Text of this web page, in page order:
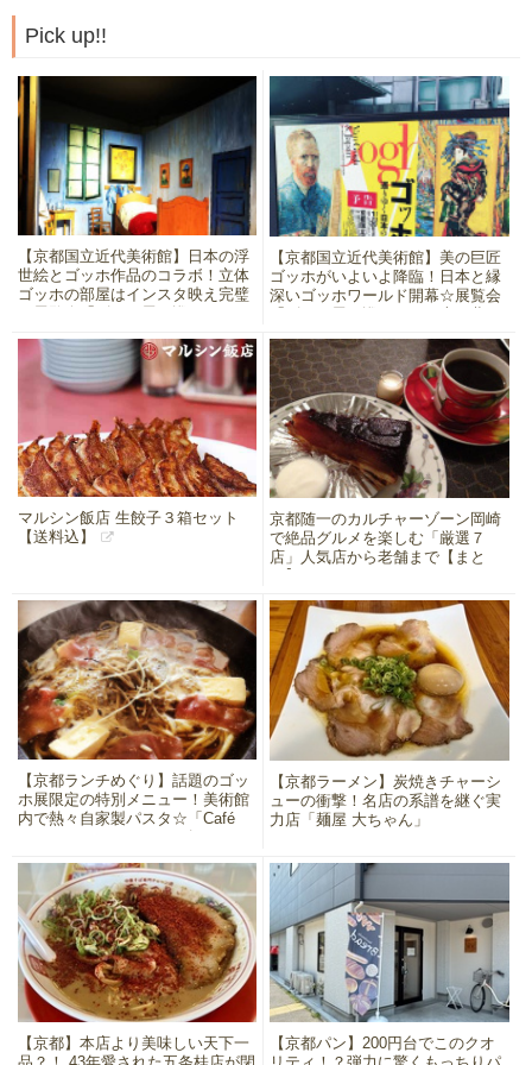
Pick up!!
【京都国立近代美術館】日本の浮
世絵とゴッホ作品のコラボ！立体
ゴッホの部屋はインスタ映え完璧
【京都国立近代美術館】美の巨匠
ゴッホがいよいよ降臨！日本と縁
深いゴッホワールド開幕☆展覧会
「ゴッホ展～巡りゆく日本の夢」
マルシン飯店 生餃子３箱セット
【送料込】
京都随一のカルチャーゾーン岡崎
で絶品グルメを楽しむ「厳選７
店」人気店から老舗まで【まと
【京都ランチめぐり】話題のゴッ
ホ展限定の特別メニュー！美術館
内で熱々自家製パスタ☆「Café
【京都ラーメン】炭焼きチャーシ
ューの衝撃！名店の系譜を継ぐ実
力店「麺屋 大ちゃん」
【京都】本店より美味しい天下一
【京都パン】200円台でこのクオ